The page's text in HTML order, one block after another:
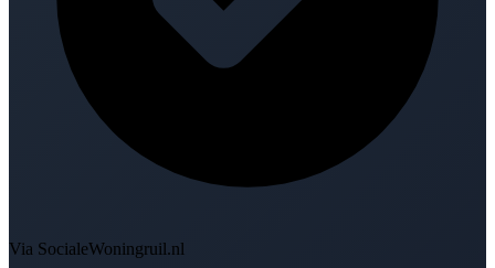
Via SocialeWoningruil.nl